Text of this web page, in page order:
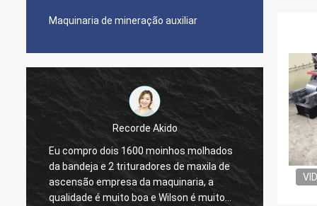
Maquinaria de mineração auxiliar
Recorde Akido
Eu compro dois 1600 moinhos molhados
da bandeja e 2 trituradores de maxila de
ascensão empresa da maquinaria, a
qualidade é muito boa e Wilson é muito
bom